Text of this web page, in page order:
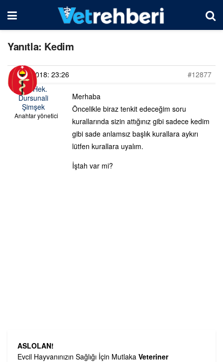
Yanıtla: Kedim
25/09/2018: 23:26
#12877
Vet. Hek.
Dursunali
Şimşek
Anahtar yönetici
Merhaba
Öncelikle biraz tenkit edeceğim soru
kurallarında sizin attığınız gibi sadece kedim
gibi sade anlamsız başlık kurallara aykırı
lütfen kurallara uyalım.
İştah var mi?
ASLOLAN!
Evcil Hayvanınızın Sağlığı İçin Mutlaka Veteriner